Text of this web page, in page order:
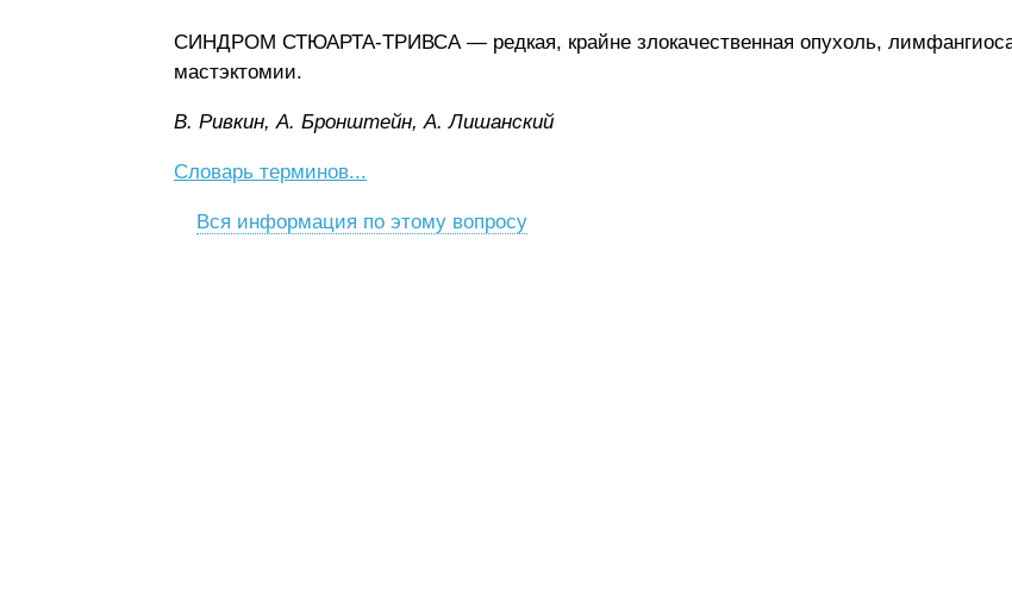
СИНДРОМ СТЮАРТА-ТРИВСА — редкая, крайне злокачественная опухоль,
мастэктомии.
B. Pивкин, A. Бpoнштeйн, A. Лишaнcкий
Словарь терминов...
Вся информация по этому вопросу